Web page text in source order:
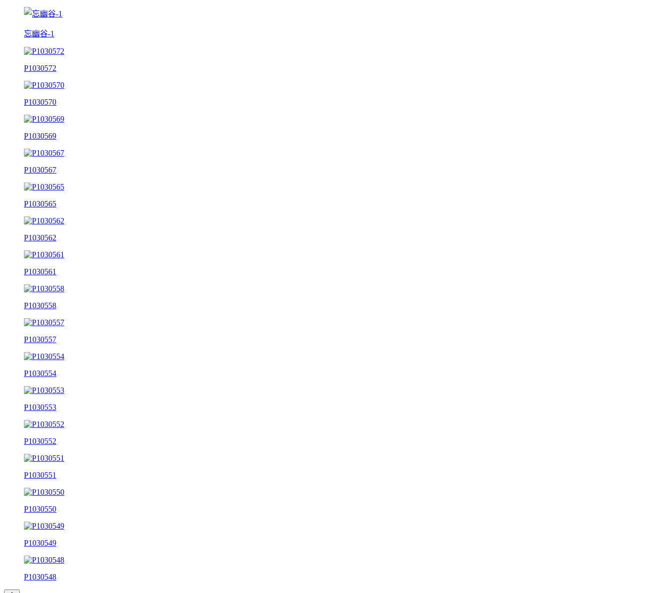
忘幽谷-1
P1030572
P1030570
P1030569
P1030567
P1030565
P1030562
P1030561
P1030558
P1030557
P1030554
P1030553
P1030552
P1030551
P1030550
P1030549
P1030548